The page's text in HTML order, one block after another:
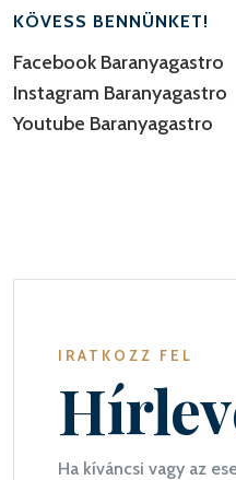
KÖVESS BENNÜNKET!
Facebook Baranyagastro
Instagram Baranyagastro
Youtube Baranyagastro
IRATKOZZ FEL
Ha kíváncsi vagy az